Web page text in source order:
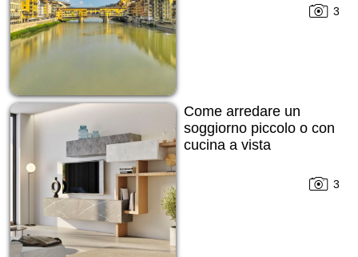
3
Come arredare un
soggiorno piccolo o con
cucina a vista
3